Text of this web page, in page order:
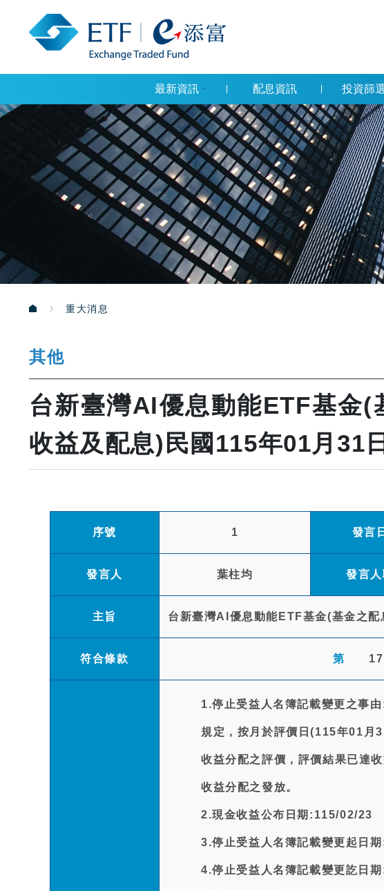
最新資訊 配息資訊 投資篩
重大消息
其他
台新臺灣AI優息動能ETF基金
收益及配息)民國115年01月31
序號 1 發言
發言人 葉柱均 發言
主旨 台新臺灣AI優息動能ETF基金(基金之
符合條款 第 17
1.停止受益人名簿記載變更之事
規定，按月於評價日(115年01月
收益分配之評價，評價結果已達
收益分配之發放。
2.現金收益公布日期:115/02/23
3.停止受益人名簿記載變更起日
4.停止受益人名簿記載變更訖日